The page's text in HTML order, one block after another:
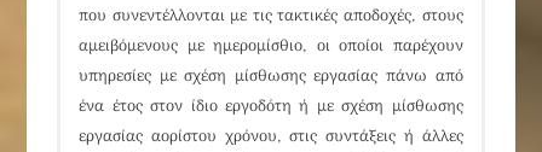
που συνεντέλλονται με τις τακτικές αποδοχές, στους
αμειβόμενους με ημερομίσθιο, οι οποίοι παρέχουν
υπηρεσίες με σχέση μίσθωσης εργασίας πάνω από
ένα έτος στον ίδιο εργοδότη ή με σχέση μίσθωσης
εργασίας αορίστου χρόνου, στις συντάξεις ή άλλες